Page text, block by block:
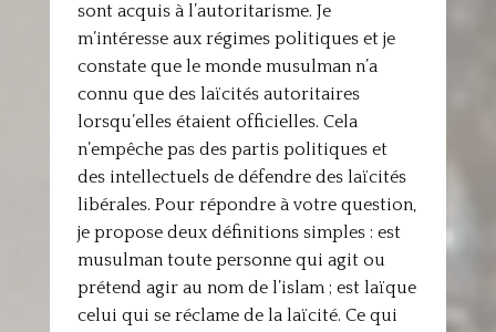
sont acquis à l’autoritarisme. Je
m’intéresse aux régimes politiques et je
constate que le monde musulman n’a
connu que des laïcités autoritaires
lorsqu’elles étaient officielles. Cela
n’empêche pas des partis politiques et
des intellectuels de défendre des laïcités
libérales. Pour répondre à votre question,
je propose deux définitions simples : est
musulman toute personne qui agit ou
prétend agir au nom de l’islam ; est laïque
celui qui se réclame de la laïcité. Ce qui